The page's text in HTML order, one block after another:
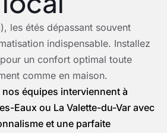
les étés dépassant souvent
indispensable. Installez
un confort optimal toute
comme en maison.
équipes interviennent à
Eaux ou La Valette-du-Var avec
et une parfaite